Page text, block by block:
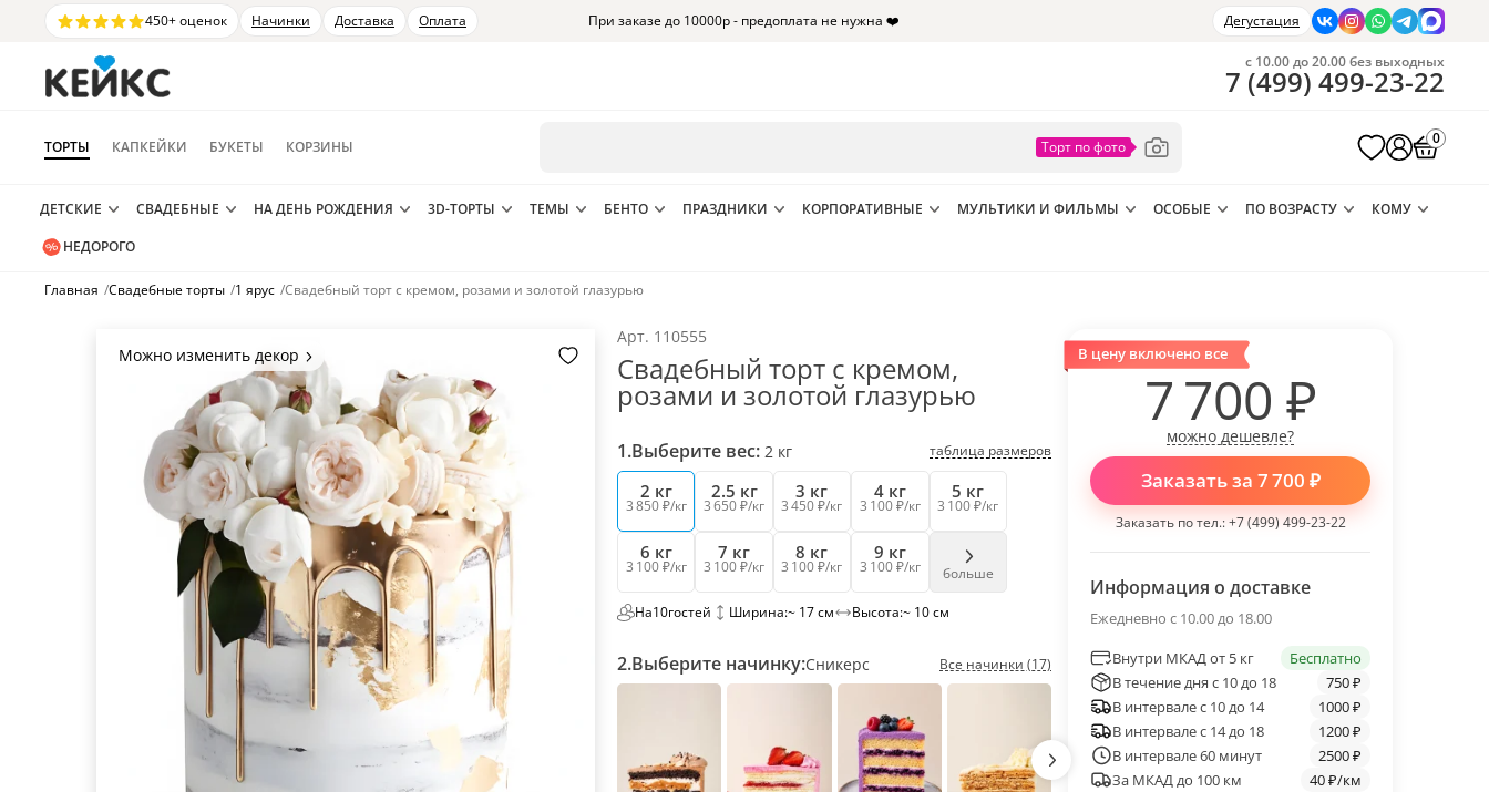
450+ оценок Начинки Доставка Оплата При заказе до 10000р - предоплата не нужна ❤️ Дегустация
ТОРТЫ КАПКЕЙКИ БУКЕТЫ КОРЗИНЫ
с 10.00 до 20.00 без выходных
7 (499) 499-23-22
0
ДЕТСКИЕ СВАДЕБНЫЕ НА ДЕНЬ РОЖДЕНИЯ 3D-ТОРТЫ ТЕМЫ БЕНТО ПРАЗДНИКИ КОРПОРАТИВНЫЕ МУЛЬТИКИ И ФИЛЬМЫ ОСОБЫЕ ПО ВОЗРАСТУ
КОМУ
НЕДОРОГО
Главная /Свадебные торты /1 ярус /Свадебный торт с кремом, розами и золотой глазурью
Можно изменить декор
Цвет покрытия, надписи,
элементы и фигурки.
Арт. 110555
Свадебный торт с кремом,
розами и золотой глазурью
1.Выберите вес: 2 кг таблица размеров
2 кг
3 850 ₽/кг
2.5 кг
3 650 ₽/кг
3 кг
3 450 ₽/кг
4 кг
3 100 ₽/кг
5 кг
3 100 ₽/кг
6 кг
3 100 ₽/кг
7 кг
3 100 ₽/кг
8 кг
3 100 ₽/кг
9 кг
3 100 ₽/кг больше
На10гостей Ширина:~ 17 см Высота:~ 10 см
2.Выберите начинку:Сникерс Все начинки (17)
В цену включено все
7 700 ₽
можно дешевле?
Заказать за 7 700 ₽
Заказать по тел.:+7 (499) 499-23-22
Информация о доставке
Ежедневно с 10.00 до 18.00
Внутри МКАД от 5 кг
Бесплатно
В течение дня с 10 до 18
750 ₽
В интервале с 10 до 14
1000 ₽
В интервале с 14 до 18
1200 ₽
В интервале 60 минут
2500 ₽
За МКАД до 100 км
40 ₽/км